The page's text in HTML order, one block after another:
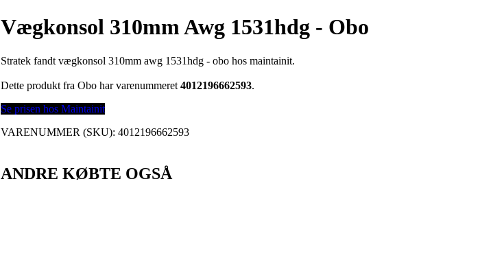
Vægkonsol 310mm Awg 1531hdg - Obo
Stratek fandt vægkonsol 310mm awg 1531hdg - obo hos maintainit.
Dette produkt fra Obo har varenummeret4012196662593.
Se prisen hos Maintainit
VARENUMMER (SKU):4012196662593
ANDRE KØBTE OGSÅ